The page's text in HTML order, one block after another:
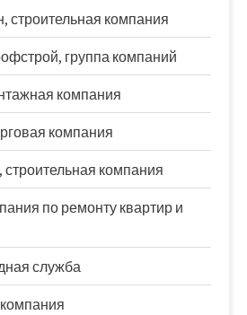
строительная компания
группа компаний
компания
компания
компания
по ремонту квартир и
служба